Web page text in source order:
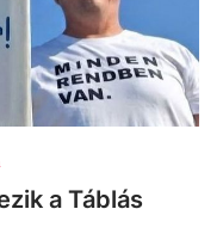
a Táblás